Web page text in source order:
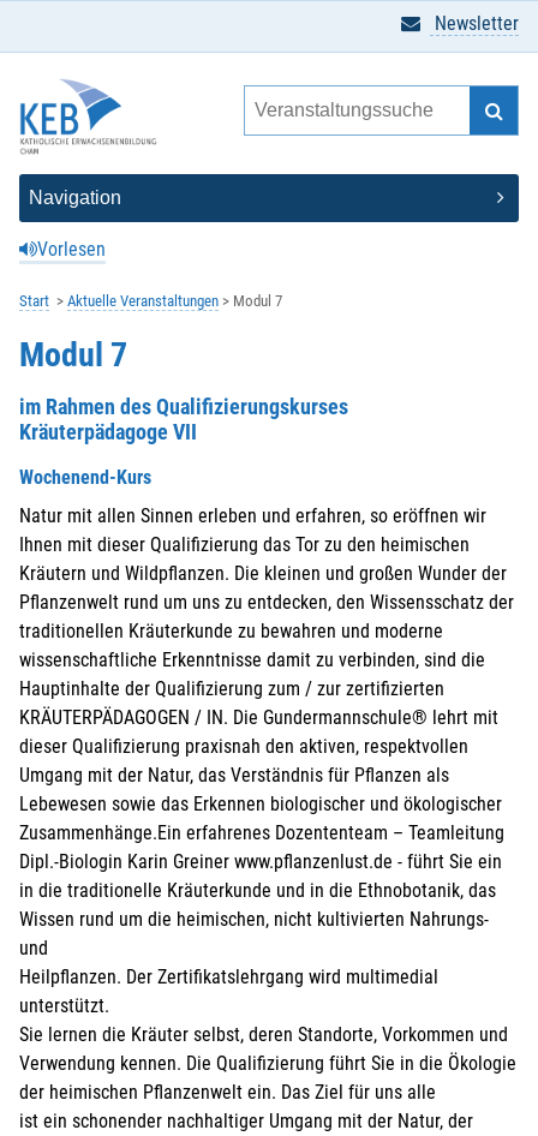
Vorlesen
Newsletter
Start Aktuelle Veranstaltungen Modul 7
Modul 7
im Rahmen des Qualifizierungskurses
Kräuterpädagoge VII
Wochenend-Kurs
Natur mit allen Sinnen erleben und erfahren, so eröffnen wir
Ihnen mit dieser Qualifizierung das Tor zu den heimischen
Kräutern und Wildpflanzen. Die kleinen und großen Wunder der
Pflanzenwelt rund um uns zu entdecken, den Wissensschatz der
traditionellen Kräuterkunde zu bewahren und moderne
wissenschaftliche Erkenntnisse damit zu verbinden, sind die
Hauptinhalte der Qualifizierung zum / zur zertifizierten
KRÄUTERPÄDAGOGEN / IN. Die Gundermannschule® lehrt mit
dieser Qualifizierung praxisnah den aktiven, respektvollen
Umgang mit der Natur, das Verständnis für Pflanzen als
Lebewesen sowie das Erkennen biologischer und ökologischer
Zusammenhänge.Ein erfahrenes Dozententeam – Teamleitung
Dipl.-Biologin Karin Greiner www.pflanzenlust.de - führt Sie ein
in die traditionelle Kräuterkunde und in die Ethnobotanik, das
Wissen rund um die heimischen, nicht kultivierten Nahrungs-
und
Heilpflanzen. Der Zertifikatslehrgang wird multimedial
unterstützt.
Sie lernen die Kräuter selbst, deren Standorte, Vorkommen und
Verwendung kennen. Die Qualifizierung führt Sie in die Ökologie
der heimischen Pflanzenwelt ein. Das Ziel für uns alle
ist ein schonender nachhaltiger Umgang mit der Natur, der